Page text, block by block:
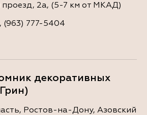
проезд, 2а, (5-7 км от МКАД)
(963) 777-5404
декоративных
Ростов-на-Дону, Азовский